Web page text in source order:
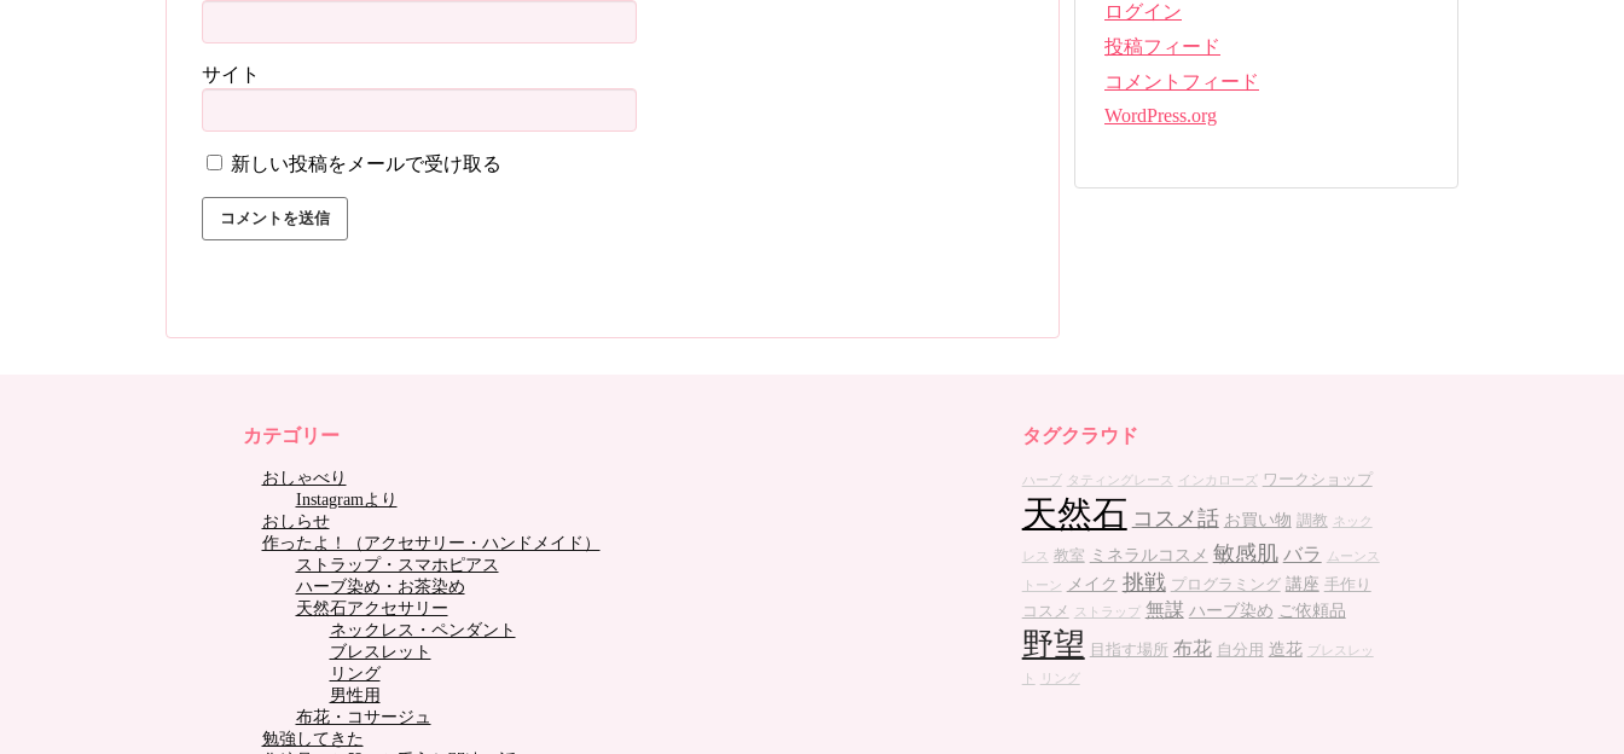
サイト
新しい投稿をメールで受け取る
ログイン
投稿フィード
コメントフィード
WordPress.org
カテゴリー
おしゃべり
Instagramより
おしらせ
作ったよ！（アクセサリー・ハンドメイド）
ストラップ・スマホピアス
ハーブ染め・お茶染め
天然石アクセサリー
ネックレス・ペンダント
ブレスレット
リング
男性用
布花・コサージュ
勉強してきた
タグクラウド
ハーブ タティングレース インカローズ ワークショップ
天然石 コスメ話 お買い物 調教 ネック
レス 教室 ミネラルコスメ 敏感肌 バラ ムーンス
トーン メイク 挑戦 プログラミング 講座 手作り
コスメ
ストラップ 無謀 ハーブ染め ご依頼品
野望 目指す場所 布花 自分用 造花 ブレスレッ
ト リング